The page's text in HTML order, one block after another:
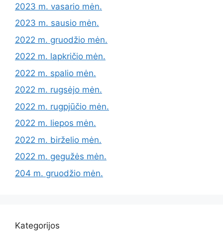
2023 m. vasario mėn.
2023 m. sausio mėn.
2022 m. gruodžio mėn.
2022 m. lapkričio mėn.
2022 m. spalio mėn.
2022 m. rugsėjo mėn.
2022 m. rugpjūčio mėn.
2022 m. liepos mėn.
2022 m. birželio mėn.
2022 m. gegužės mėn.
204 m. gruodžio mėn.
Kategorijos